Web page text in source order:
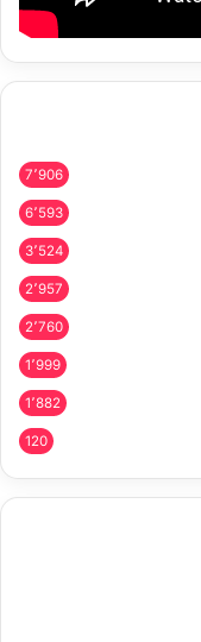
7٬906
6٬593
3٬524
2٬957
2٬760
1٬999
1٬882
120